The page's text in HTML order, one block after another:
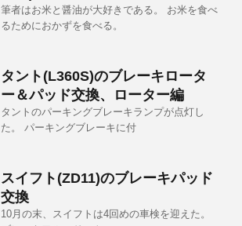
筆者はお米と醤油が大好きである。 お米を食べ
るためにおかずを食べる。
タント(L360S)のブレーキロータ
ー＆パッド交換、ローター編
タントのパーキングブレーキランプが点灯し
た。 パーキングブレーキに付
スイフト(ZD11)のブレーキパッド
交換
10月の末、スイフトは4回めの車検を迎えた。